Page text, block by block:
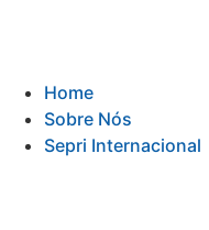
Home
Sobre Nós
Sepri Internacional